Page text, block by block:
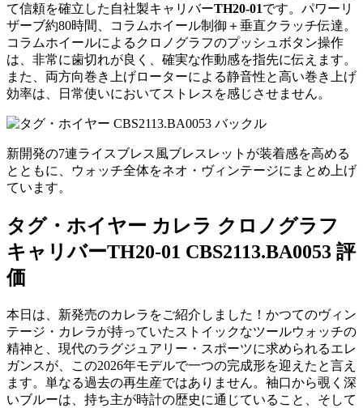
て信頼を確立した自社製キャリバーTH20-01です。パワーリ
ザーブ約80時間、コラムホイール制御＋垂直クラッチ伝達。
コラムホイールによるクロノグラフのプッシュボタン操作
は、非常に歯切れが良く、確実な作動感を指先に伝えます。
また、両方向巻き上げローターによる静音性と高い巻き上げ
効率は、日常使いにおいてストレスを感じさせません。
新開発の7連ライスブレス風ブレスレットが装着感を高める
とともに、ウォッチ全体をネオ・ヴィンテージにまとめ上げ
ています。
タグ・ホイヤー カレラ クロノグラフ
キャリバーTH20-01 CBS2113.BA0053 評
価
本日は、新発売のカレラをご紹介しました！かつてのヴィン
テージ・カレラが持っていたストイックなツールウォッチの
精神と、現代のラグジュアリー・スポーツに求められるエレ
ガンスが、この2026年モデルで一つの完成形を迎えたと言え
ます。単なる過去の再生産ではありません。袖口から覗く深
いブルーは、持ち主が時計の歴史に通じていること、そして